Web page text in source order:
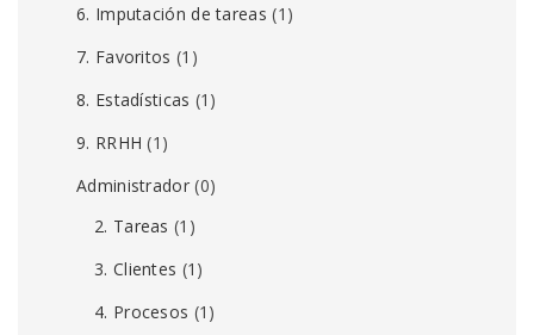
6. Imputación de tareas (1)
7. Favoritos (1)
8. Estadísticas (1)
9. RRHH (1)
Administrador(0)
2. Tareas (1)
3. Clientes (1)
4. Procesos (1)